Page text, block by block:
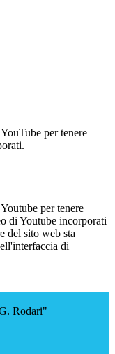
per tenere
per tenere
di Youtube incorporati
del sito web sta
di
Rodari"